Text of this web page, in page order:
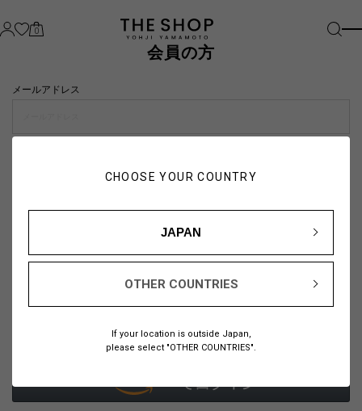
CHOOSE YOUR COUNTRY
JAPAN
OTHER COUNTRIES
If your location is outside Japan,
please select "OTHER COUNTRIES".
0
会員の方
メールアドレス
こちら
または